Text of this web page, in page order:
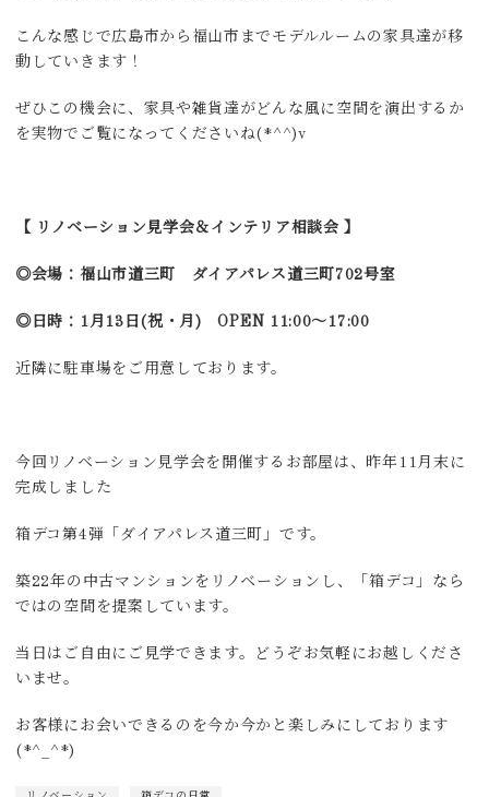
こんな感じで広島市から福山市までモデルルームの家具達が移
動していきます！
ぜひこの機会に、家具や雑貨達がどんな風に空間を演出するか
を実物でご覧になってくださいね(*^^)v
【 リノベーション見学会＆インテリア相談会 】
◎会場：福山市道三町 ダイアパレス道三町702号室
◎日時：1月13日(祝・月) OPEN 11:00～17:00
近隣に駐車場をご用意しております。
今回リノベーション見学会を開催するお部屋は、昨年11月末に
完成しました
箱デコ第4弾「ダイアパレス道三町」です。
築22年の中古マンションをリノベーションし、「箱デコ」なら
ではの空間を提案しています。
当日はご自由にご見学できます。どうぞお気軽にお越しくださ
いませ。
お客様にお会いできるのを今か今かと楽しみにしております
(*^_^*)